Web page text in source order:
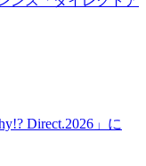
Direct.2026」に